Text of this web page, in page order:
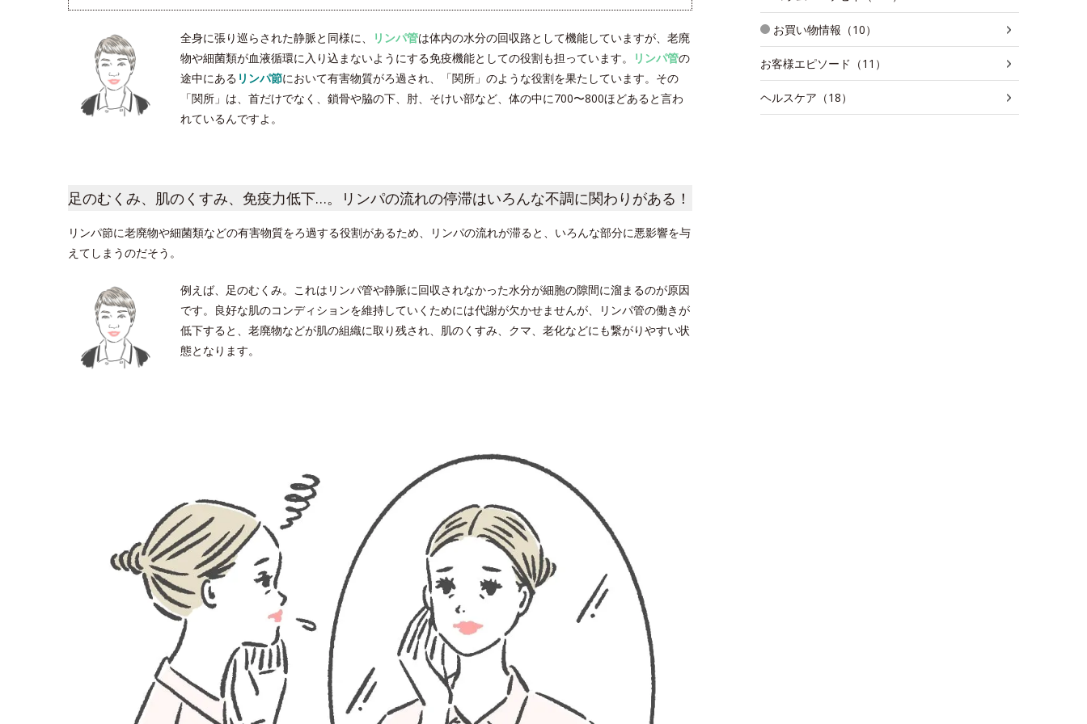
全身に張り巡らされた静脈と同様に、 リンパ管は体内の水分の回収路として機能していますが、老廃
物や細菌類が血液循環に入り込まないようにする免疫機能としての役割も担っています。
リンパ管の
途中にある リンパ節において有害物質がろ過され、「関所」のような役割を果たしています。その
「関所」は、首だけでなく、鎖骨や脇の下、肘、そけい部など、体の中に700〜800ほどあると言わ
れているんですよ。
足のむくみ、肌のくすみ、免疫力低下…。リンパの流れの停滞はいろんな不調に関わりがある！
リンパ節に老廃物や細菌類などの有害物質をろ過する役割があるため、リンパの流れが滞ると、いろんな部分に悪影響を与
えてしまうのだそう。
例えば、足のむくみ。これはリンパ管や静脈に回収されなかった水分が細胞の隙間に溜まるのが原因
です。良好な肌のコンディションを維持していくためには代謝が欠かせませんが、リンパ管の働きが
低下すると、老廃物などが肌の組織に取り残され、肌のくすみ、クマ、老化などにも繋がりやすい状
態となります。
お買い物情報（10）
お客様エピソード（11）
ヘルスケア（18）